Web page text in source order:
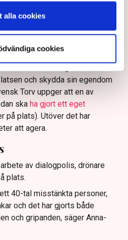
alla cookies
cookies
den typen av störningar.
polisinspektör vid
i region Väst, har
och skydda sin egendom
Torv uppger att en av
ska ha gjort ett eget
på plats). Utöver det har
att agera.
av dialogpolis, drönare
plats.
40-tal misstänkta personer,
och det har gjorts både
och gripanden, säger Anna-